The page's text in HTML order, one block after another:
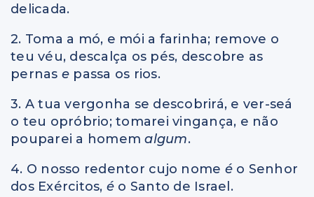
delicada.
2. Toma a mó, e mói a farinha; remove o
teu véu, descalça os pés, descobre as
pernas e passa os rios.
3. A tua vergonha se descobrirá, e ver-seá
o teu opróbrio; tomarei vingança, e não
pouparei a homemalgum.
4. O nosso redentor cujo nome é o Senhor
dos Exércitos, é o Santo de Israel.